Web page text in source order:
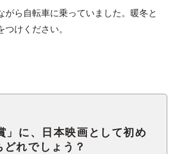
ら自転車に乗っていました。暖冬と
けください。
」に、日本映画として初め
れでしょう？